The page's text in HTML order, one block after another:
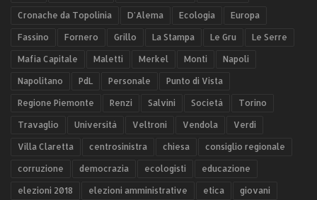
Cronache da Topolinia D'Alema Ecologia Europa
Fassino Fornero Grillo La Stampa Le Gru Le Serre
Mafia Capitale Maletti Merkel Monti Napoli
Napolitano PdL Personale Punto di Vista
Regione Piemonte Renzi Salvini Società Torino
Travaglio Università Veltroni Vendola Verdi
Villa Claretta centrosinistra chiesa consiglio regionale
corruzione democrazia ecologisti educazione
elezioni 2018 elezioni amministrative etica giovani